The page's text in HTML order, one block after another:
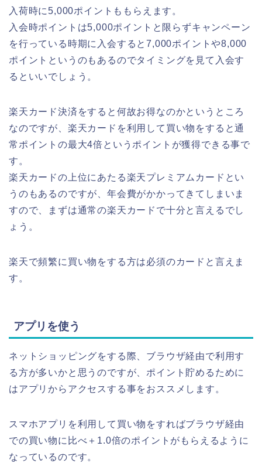
入荷時に5,000ポイントももらえます。
入会時ポイントは5,000ポイントと限らずキャンペーン
を行っている時期に入会すると7,000ポイントや8,000
ポイントというのもあるのでタイミングを見て入会す
るといいでしょう。
楽天カード決済をすると何故お得なのかというところ
なのですが、楽天カードを利用して買い物をすると通
常ポイントの最大4倍というポイントが獲得できる事で
す。
楽天カードの上位にあたる楽天プレミアムカードとい
うのもあるのですが、年会費がかかってきてしまいま
すので、まずは通常の楽天カードで十分と言えるでし
ょう。
楽天で頻繁に買い物をする方は必須のカードと言えま
す。
アプリを使う
ネットショッピングをする際、ブラウザ経由で利用す
る方が多いかと思うのですが、ポイント貯めるために
はアプリからアクセスする事をおススメします。
スマホアプリを利用して買い物をすればブラウザ経由
での買い物に比べ＋1.0倍のポイントがもらえるように
なっているのです。